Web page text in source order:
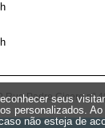
Padre Cicero
seus
personalizados.
não esteja de